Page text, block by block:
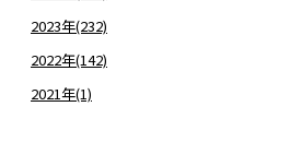
2023年(232)
2022年(142)
2021年(1)